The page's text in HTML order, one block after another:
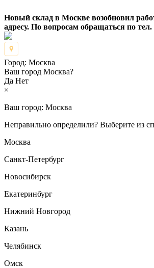
Новый склад в Москве возобновил
адресу. По вопросам обращаться по тел.
Город: Москва
Ваш город Москва?
Да Нет
×
Ваш город: Москва
Неправильно определили? Выберите из
Москва
Санкт-Петербург
Новосибирск
Екатеринбург
Нижний Новгород
Казань
Челябинск
Омск